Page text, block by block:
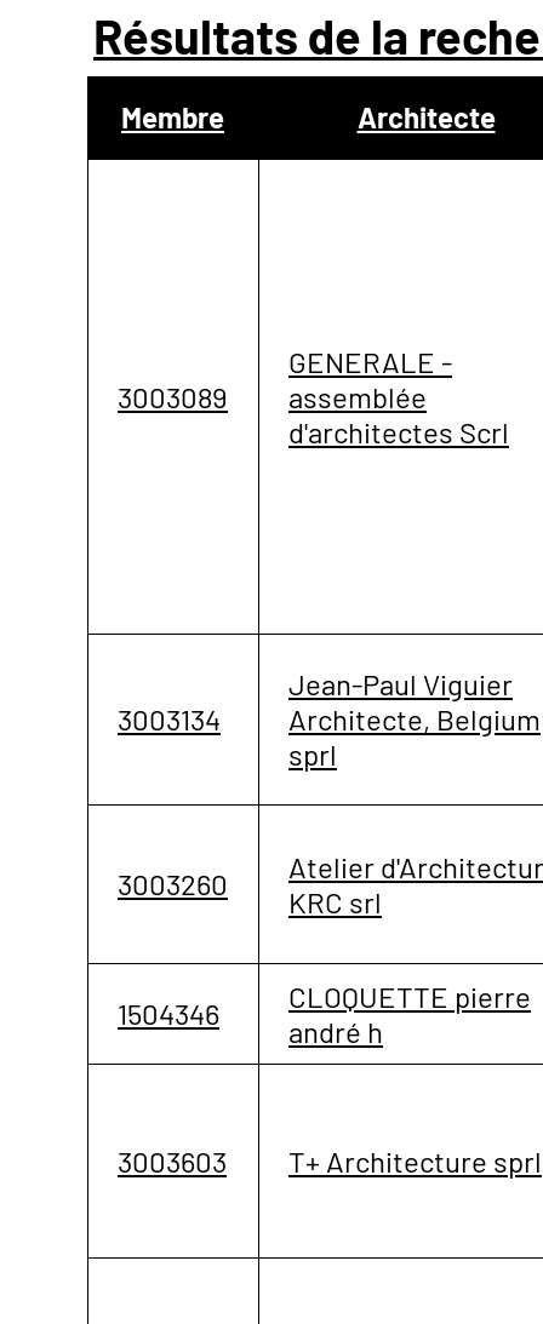
Résultats de la
Membre Architecte
3003089
GENERALE -
assemblée
d'architectes Scrl
3003134
Jean-Paul Viguier
Architecte, Belgium
sprl
3003260
Atelier
KRC srl
1504346
CLOQUETTE pierre
andré h
3003603 T+ Architecture sprl